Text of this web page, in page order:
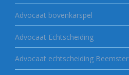
Advocaat bovenkarspel
Advocaat Echtscheiding
Advocaat echtscheiding Beemster